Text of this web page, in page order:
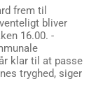
frem til
bliver
16.00. -
klar til at passe
tryghed, siger